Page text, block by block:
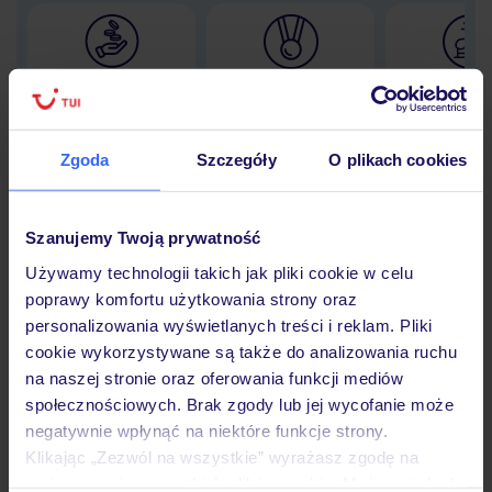
Zgoda Szczegóły O plikach cookies
Szanujemy Twoją prywatność
Używamy technologii takich jak pliki cookie w celu
poprawy komfortu użytkowania strony oraz
personalizowania wyświetlanych treści i reklam. Pliki
cookie wykorzystywane są także do analizowania ruchu
na naszej stronie oraz oferowania funkcji mediów
społecznościowych. Brak zgody lub jej wycofanie może
negatywnie wpłynąć na niektóre funkcje strony.
Klikając „Zezwól na wszystkie” wyrażasz zgodę na
30 lat w
Hotel
Opinie
Pokoje